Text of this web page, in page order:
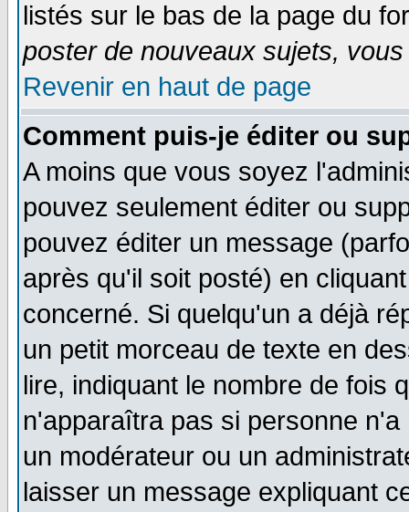
listés sur le bas de la page du
poster de nouveaux sujets,
Revenir en haut de page
Comment puis-je éditer ou
A moins que vous soyez
pouvez seulement éditer ou
pouvez éditer un message
après qu'il soit posté) en
concerné. Si quelqu'un a déjà
un petit morceau de texte en
lire, indiquant le nombre de fois
n'apparaîtra pas si personne
un modérateur ou un
laisser un message expliquant